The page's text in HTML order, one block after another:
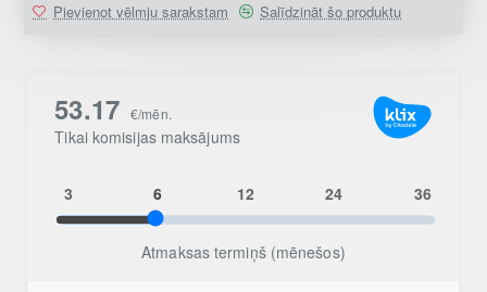
Pievienot vēlmju sarakstam Salīdzināt šo produktu